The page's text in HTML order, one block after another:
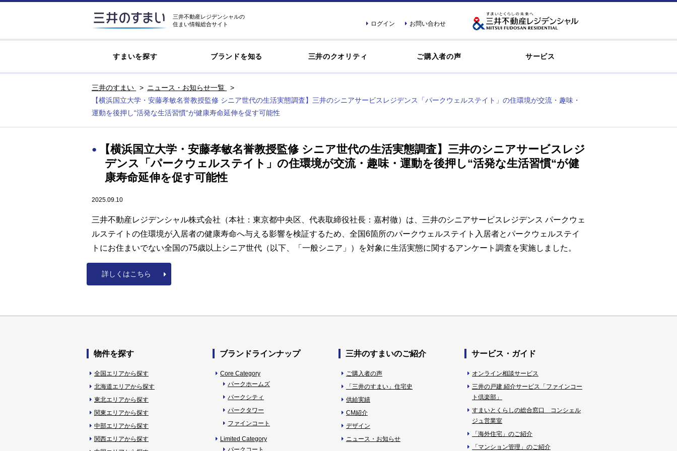
ログイン お問い合わせ
三井不動産レジデンシャルの
住まい情報総合サイト
すまいを探す ブランドを知る 三井のクオリティ ご購入者の声 サービス
三井のすまい
ニュース・お知らせ一覧
【横浜国立大学・安藤孝敏名誉教授監修 シニア世代の生活実態調査】三井のシニアサービスレジデンス「パークウェルステイト」の住環境が交流・趣味・
運動を後押し“活発な生活習慣“が健康寿命延伸を促す可能性
【横浜国立大学・安藤孝敏名誉教授監修 シニア世代の生活実態調査】三井のシニアサービスレジ
デンス「パークウェルステイト」の住環境が交流・趣味・運動を後押し“活発な生活習慣“が健
康寿命延伸を促す可能性
2025.09.10
三井不動産レジデンシャル株式会社（本社：東京都中央区、代表取締役社長：嘉村徹）は、三井のシニアサービスレジデンス パークウェ
ルステイトの住環境が入居者の健康寿命へ与える影響を検証するため、全国6箇所のパークウェルステイト入居者とパークウェルステイ
トにお住まいでない全国の75歳以上シニア世代（以下、「一般シニア」）を対象に生活実態に関するアンケート調査を実施しました。
詳しくはこちら
物件を探す
全国エリアから探す
北海道エリアから探す
東北エリアから探す
関東エリアから探す
中部エリアから探す
関西エリアから探す
ブランドラインナップ
Core Category
パークホームズ
パークシティ
パークタワー
ファインコート
Limited Category
パークコート
三井のすまいのご紹介
ご購入者の声
「三井のすまい」住宅史
供給実績
CM紹介
デザイン
ニュース・お知らせ
サービス・ガイド
オンライン相談サービス
三井の戸建 紹介サービス「ファインコー
ト倶楽部」
すまいとくらしの総合窓口 コンシェル
ジュ営業室
「海外住宅」のご紹介
「マンション管理」のご紹介